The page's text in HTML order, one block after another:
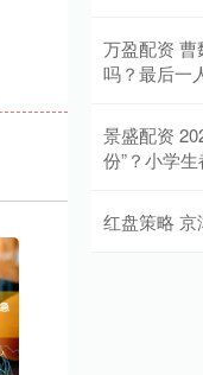
万盈配资
吗？最后一
景盛配资
份”？小学
红盘策略